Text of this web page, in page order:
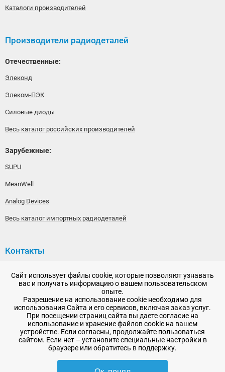
Каталоги производителей
Производители радиодеталей
Отечественные:
Элеконд
Элеком-ПЭК
Силовые диоды
Весь каталог российских производителей
Зарубежные:
SUPU
MeanWell
Analog Devices
Весь каталог импортных радиодеталей
Контакты
192148, г. Санкт-Петербург, Железнодорожный проспект,
дом 36
+7 (812) 565-06-52
Время работы: пн-пт, 10:00 - 18:00
E-mail:sale@radioelementy.ru
Сайт использует файлы cookie, которые позволяют узнавать
вас и получать информацию о вашем пользовательском
опыте.
Разрешение на использование cookie необходимо для
использования Сайта и его сервисов, включая заказ услуг.
При посещении страниц сайта вы даете согласие на
использование и хранение файлов cookie на вашем
устройстве. Если согласны, продолжайте пользоваться
сайтом. Если нет – установите специальные настройки в
браузере или обратитесь в поддержку.